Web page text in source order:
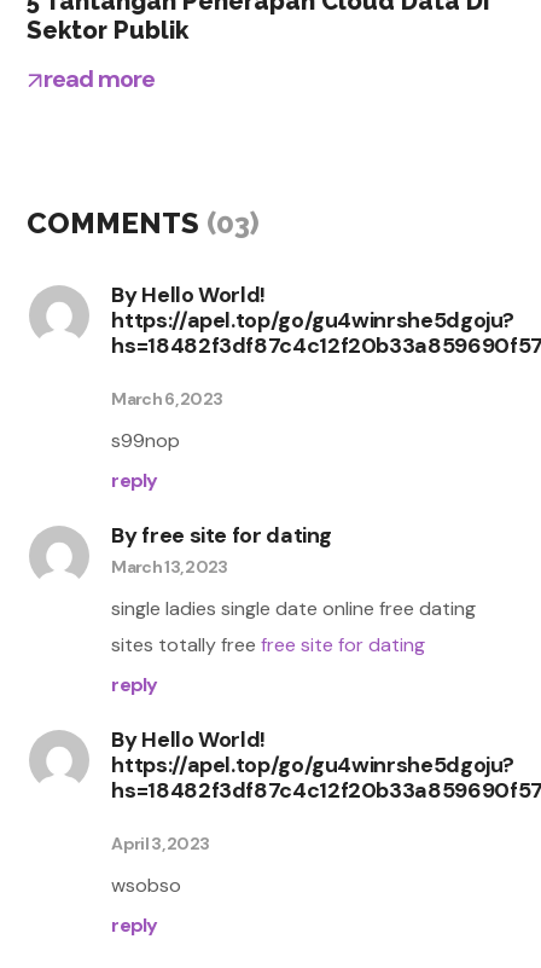
Sektor Publik
read more
COMMENTS (03)
ByHello World!
https://apel.top/go/gu4winrshe5dgoju?
March 6, 2023
s99nop
reply
Byfree site for dating
March 13, 2023
single ladies single date online free dating
sites totally freefree site for dating
reply
ByHello World!
https://apel.top/go/gu4winrshe5dgoju?
April 3, 2023
wsobso
reply